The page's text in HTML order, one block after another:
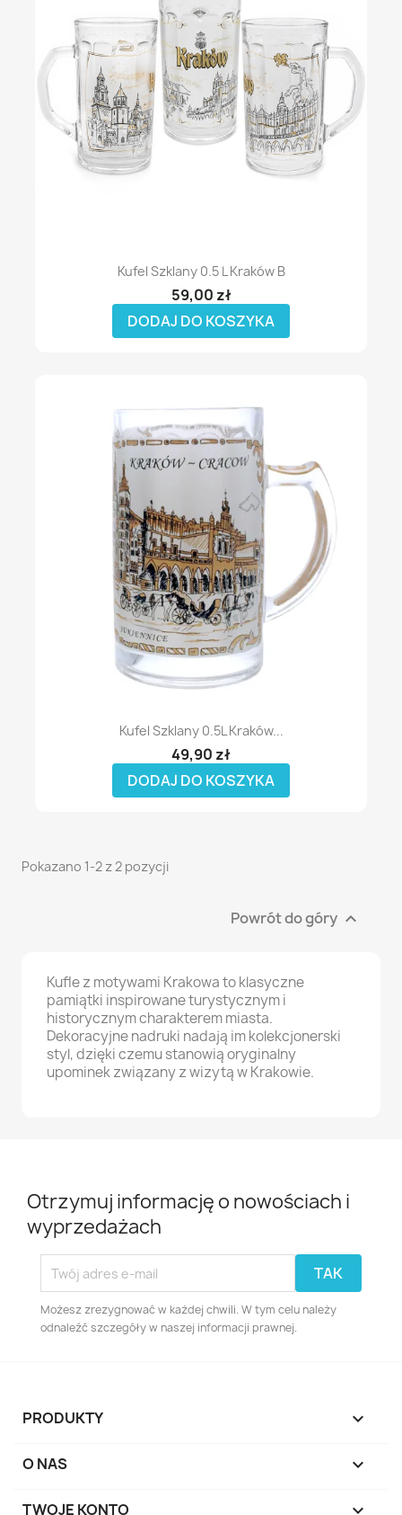
Kufel Szklany 0.5 L Kraków B
59,00 zł
DODAJ DO KOSZYKA
Kufel Szklany 0.5L Kraków...
49,90 zł
DODAJ DO KOSZYKA
Pokazano 1-2 z 2 pozycji
Powrót do góry 
Kufle z motywami Krakowa to klasyczne
pamiątki inspirowane turystycznym i
historycznym charakterem miasta.
Dekoracyjne nadruki nadają im kolekcjonerski
styl, dzięki czemu stanowią oryginalny
upominek związany z wizytą w Krakowie.
Otrzymuj informację o nowościach i
wyprzedażach
Możesz zrezygnować w każdej chwili. W tym celu należy
odnaleźć szczegóły w naszej informacji prawnej.
PRODUKTY 
O NAS 
TWOJE KONTO